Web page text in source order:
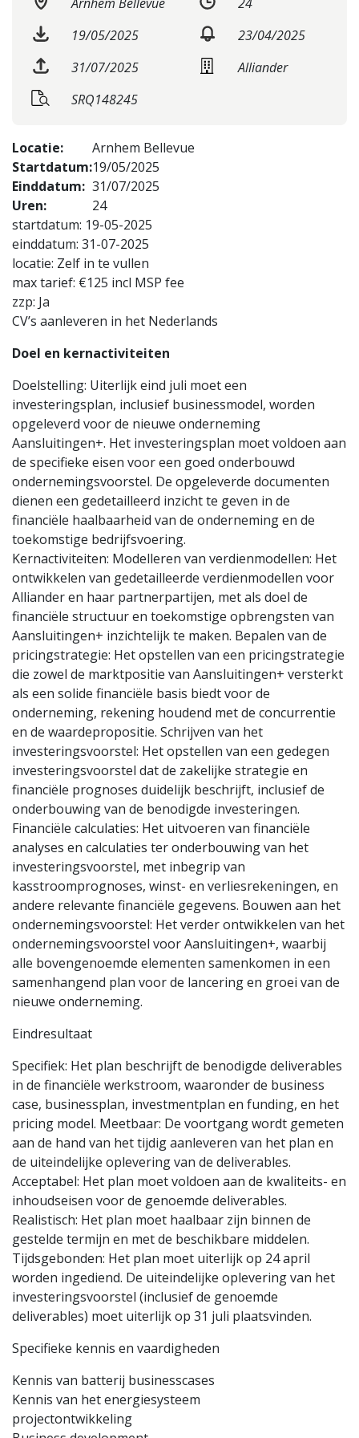
19/05/2025
23/04/2025
31/07/2025
Alliander
SRQ148245
Locatie:
Startdatum:
Einddatum:
Uren:
Arnhem Bellevue
19/05/2025
31/07/2025
24
startdatum: 19-05-2025
einddatum: 31-07-2025
locatie: Zelf in te vullen
max tarief: €125 incl MSP fee
zzp: Ja
CV’s aanleveren in het Nederlands
Doel en kernactiviteiten
Doelstelling: Uiterlijk eind juli moet een
investeringsplan, inclusief businessmodel, worden
opgeleverd voor de nieuwe onderneming
Aansluitingen+. Het investeringsplan moet voldoen aan
de specifieke eisen voor een goed onderbouwd
ondernemingsvoorstel. De opgeleverde documenten
dienen een gedetailleerd inzicht te geven in de
financiële haalbaarheid van de onderneming en de
toekomstige bedrijfsvoering.
Kernactiviteiten: Modelleren van verdienmodellen: Het
ontwikkelen van gedetailleerde verdienmodellen voor
Alliander en haar partnerpartijen, met als doel de
financiële structuur en toekomstige opbrengsten van
Aansluitingen+ inzichtelijk te maken. Bepalen van de
pricingstrategie: Het opstellen van een pricingstrategie
die zowel de marktpositie van Aansluitingen+ versterkt
als een solide financiële basis biedt voor de
onderneming, rekening houdend met de concurrentie
en de waardepropositie. Schrijven van het
investeringsvoorstel: Het opstellen van een gedegen
investeringsvoorstel dat de zakelijke strategie en
financiële prognoses duidelijk beschrijft, inclusief de
onderbouwing van de benodigde investeringen.
Financiële calculaties: Het uitvoeren van financiële
analyses en calculaties ter onderbouwing van het
investeringsvoorstel, met inbegrip van
kasstroomprognoses, winst- en verliesrekeningen, en
andere relevante financiële gegevens. Bouwen aan het
ondernemingsvoorstel: Het verder ontwikkelen van het
ondernemingsvoorstel voor Aansluitingen+, waarbij
alle bovengenoemde elementen samenkomen in een
samenhangend plan voor de lancering en groei van de
nieuwe onderneming.
Eindresultaat
Specifiek: Het plan beschrijft de benodigde deliverables
in de financiële werkstroom, waaronder de business
case, businessplan, investmentplan en funding, en het
pricing model. Meetbaar: De voortgang wordt gemeten
aan de hand van het tijdig aanleveren van het plan en
de uiteindelijke oplevering van de deliverables.
Acceptabel: Het plan moet voldoen aan de kwaliteits- en
inhoudseisen voor de genoemde deliverables.
Realistisch: Het plan moet haalbaar zijn binnen de
gestelde termijn en met de beschikbare middelen.
Tijdsgebonden: Het plan moet uiterlijk op 24 april
worden ingediend. De uiteindelijke oplevering van het
investeringsvoorstel (inclusief de genoemde
deliverables) moet uiterlijk op 31 juli plaatsvinden.
Specifieke kennis en vaardigheden
Kennis van batterij businesscases
Kennis van het energiesysteem
projectontwikkeling